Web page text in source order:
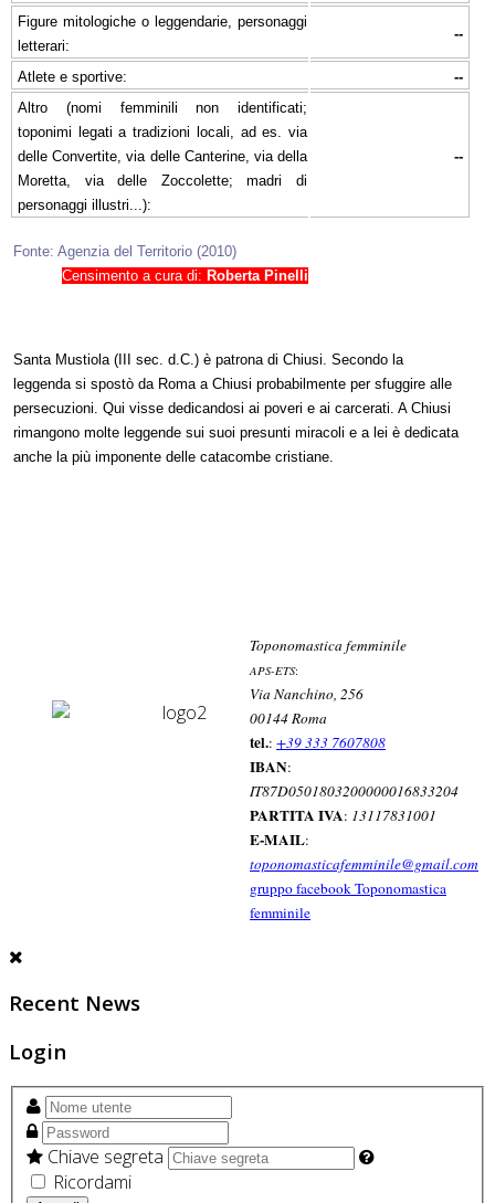
Figure mitologiche o leggendarie, personaggi
letterari:
--
Atlete e sportive:
--
Altro (nomi femminili non identificati;
toponimi legati a tradizioni locali, ad es. via
delle Convertite, via delle Canterine, via della
Moretta, via delle Zoccolette; madri di
personaggi illustri...):
--
Fonte: Agenzia del Territorio (2010)
Censimento a cura di: Roberta Pinelli
Santa Mustiola (III sec. d.C.) è patrona di Chiusi. Secondo la
leggenda si spostò da Roma a Chiusi probabilmente per sfuggire alle
persecuzioni. Qui visse dedicandosi ai poveri e ai carcerati. A Chiusi
rimangono molte leggende sui suoi presunti miracoli e a lei è dedicata
anche la più imponente delle catacombe cristiane.
Toponomastica femminile
APS-ETS:
Via Nanchino, 256
00144 Roma
tel.: +39 333 7607808
IBAN:
IT87D0501803200000016833204
PARTITA IVA: 13117831001
E-MAIL:
toponomasticafemminile@gmail.com
gruppo facebook Toponomastica
femminile
Recent News
Login
Chiave segreta
Ricordami